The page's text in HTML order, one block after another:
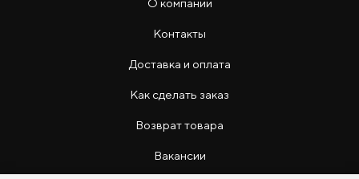
О компании
Контакты
Доставка и оплата
Как сделать заказ
Возврат товара
Вакансии